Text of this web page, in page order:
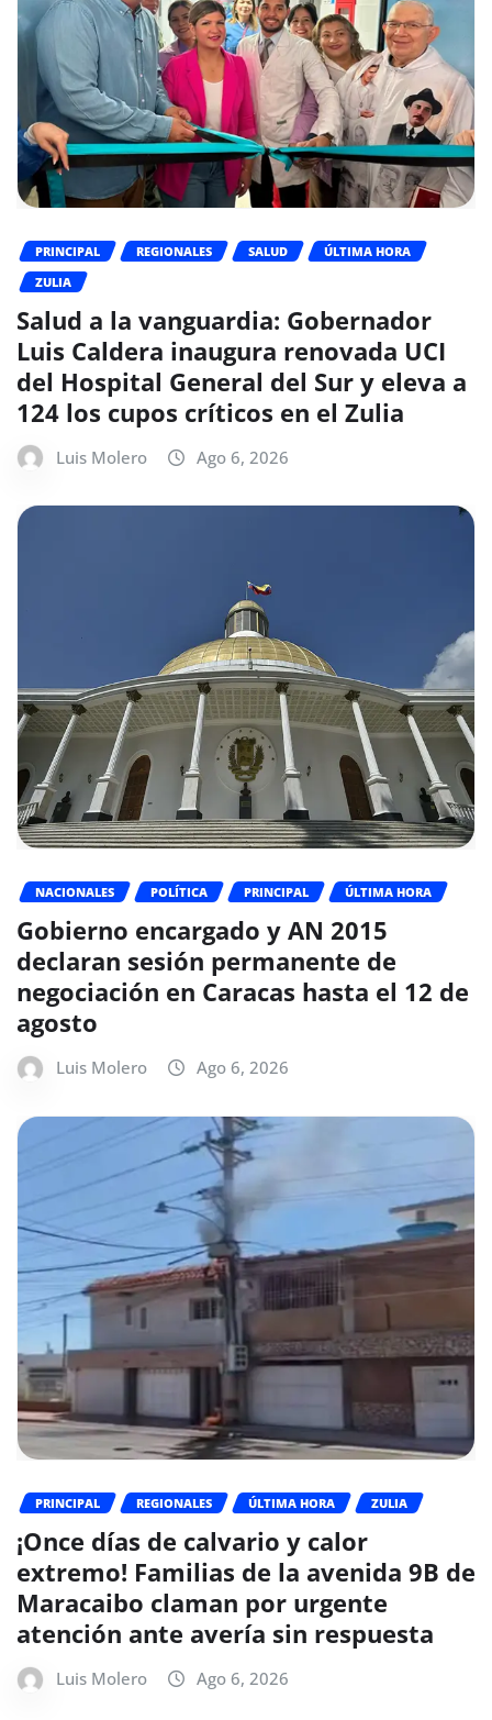
PRINCIPAL REGIONALES SALUD
ÚLTIMA HORA
ZULIA
Salud a la vanguardia: Gobernador
Luis Caldera inaugura renovada UCI
del Hospital General del Sur y eleva a
124 los cupos críticos en el Zulia
Luis Molero Ago 6, 2026
NACIONALES POLÍTICA PRINCIPAL ÚLTIMA HORA
Gobierno encargado y AN 2015
declaran sesión permanente de
negociación en Caracas hasta el 12 de
agosto
Luis Molero Ago 6, 2026
PRINCIPAL REGIONALES ÚLTIMA HORA ZULIA
¡Once días de calvario y calor
extremo! Familias de la avenida 9B de
Maracaibo claman por urgente
atención ante avería sin respuesta
Luis Molero Ago 6, 2026